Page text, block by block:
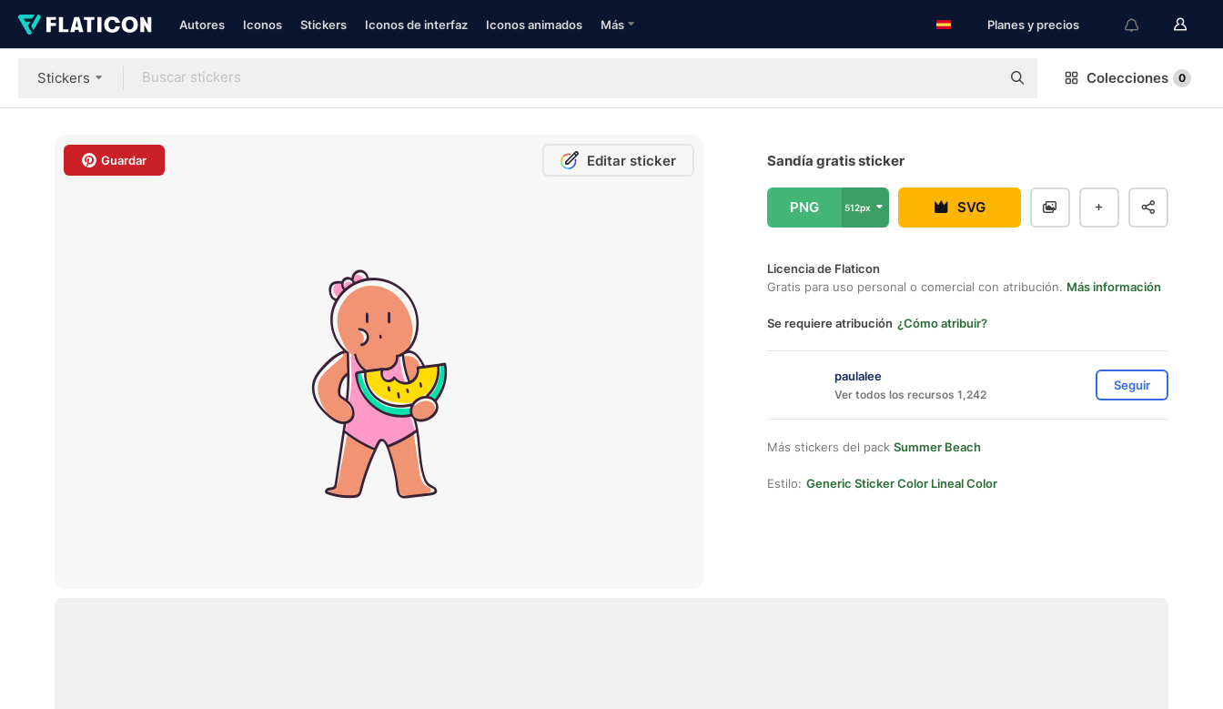
Autores Iconos Stickers Iconos de interfaz Iconos animados Más Planes y precios
Stickers Colecciones 0
Guardar Editar sticker Sandía gratis sticker
PNG 512px SVG
Licencia de Flaticon
Gratis para uso personal o comercial con atribución. Más información
Se requiere atribución ¿Cómo atribuir?
paulalee
Ver todos los recursos 1,242
Seguir
Más stickers del pack Summer Beach
Estilo: Generic Sticker Color Lineal Color